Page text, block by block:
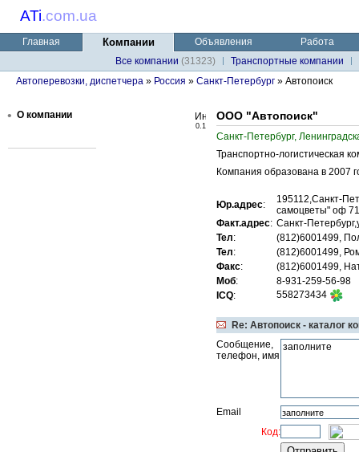
ATi.com.ua
Главная Компании Объявления
Работа
Все компании (31323)
Транспортные компании
Автоперевозки, диспетчера » Россия » Санкт-Петербург » Автопоиск
• О компании
0.1
ООО "Автопоиск"
Санкт-Петербург,
Транспортно-логистическая
Компания образована в 2007
Юр.адрес:
195112,Санкт-
самоцветы" оф
Факт.адрес: Санкт-
Тел:
(812)6001499,
Тел:
(812)6001499,
Факс:
(812)6001499,
Моб:
8-931-259-56-98
ICQ: 558273434
Re: Автопоиск - каталог
Сообщение,
телефон, имя
Email
Код: